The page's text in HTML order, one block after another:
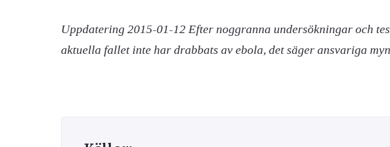
Uppdatering 2015-01-12 Efter noggranna undersökningar och
aktuella fallet inte har drabbats av ebola, det säger ansvariga